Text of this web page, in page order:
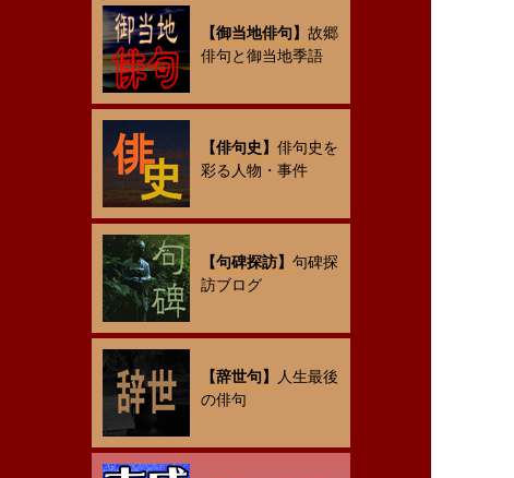
【御当地俳句】故郷
俳句と御当地季語
【俳句史】俳句史を
彩る人物・事件
【句碑探訪】句碑探
訪ブログ
【辞世句】 人生最後
の俳句